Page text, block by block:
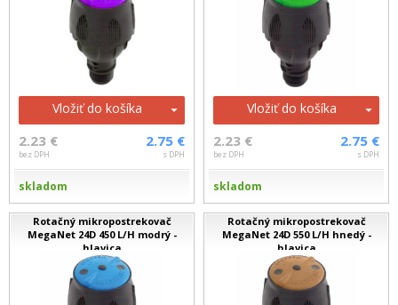
Vložiť do košíka
2.23 €
bez DPH
2.75 €
s DPH
skladom
Vložiť do košíka
2.23 €
bez DPH
2.75 €
s DPH
skladom
Rotačný mikropostrekovač
MegaNet 24D 450 L/H modrý -
hlavica
Rotačný mikropostrekovač
MegaNet 24D 550 L/H hnedý -
hlavica